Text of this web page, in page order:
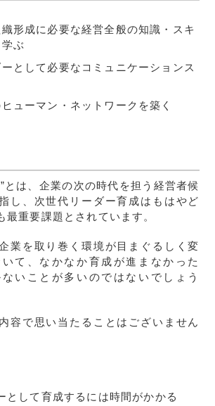
形成に必要な経営全般の知識・スキ
ぶ
として必要なコミュニケーションス
ューマン・ネットワークを築く
とは、企業の次の時代を担う経営者候
し、次世代リーダー育成はもはやど
最重要課題とされています。
業を取り巻く環境が目まぐるしく変
て、なかなか育成が進まなかった
いことが多いのではないでしょう
容で思い当たることはございません
として育成するには時間がかかる